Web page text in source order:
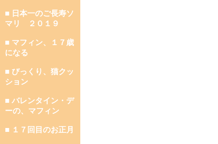
■ 日本一のご長寿ソ
マリ ２０１９
■ マフィン、１７歳
になる
■ びっくり、猫クッ
ション
■ バレンタイン・デ
ーの、マフィン
■ １７回目のお正月